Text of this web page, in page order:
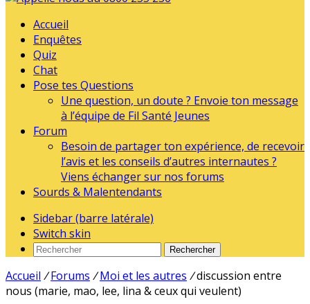
Accueil
Enquêtes
Quiz
Chat
Pose tes Questions
Une question, un doute ? Envoie ton message
à l’équipe de Fil Santé Jeunes
Forum
Besoin de partager ton expérience, de recevoir
l’avis et les conseils d’autres internautes ?
Viens échanger sur nos forums
Sourds & Malentendants
Sidebar (barre latérale)
Switch skin
Rechercher
Accueil / Forums / Moi et les autres /discussion entre
nous (marie, mao, lee, lina & ceux qui veulent)